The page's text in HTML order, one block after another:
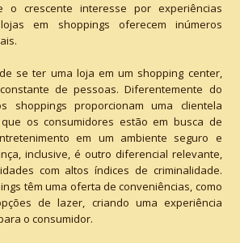
o crescente interesse por experiências
em shoppings oferecem inúmeros
se ter uma loja em um shopping center,
de pessoas. Diferentemente do
shoppings proporcionam uma clientela
os consumidores estão em busca de
em um ambiente seguro e
inclusive, é outro diferencial relevante,
com altos índices de criminalidade.
têm uma oferta de conveniências, como
de lazer, criando uma experiência
o consumidor.